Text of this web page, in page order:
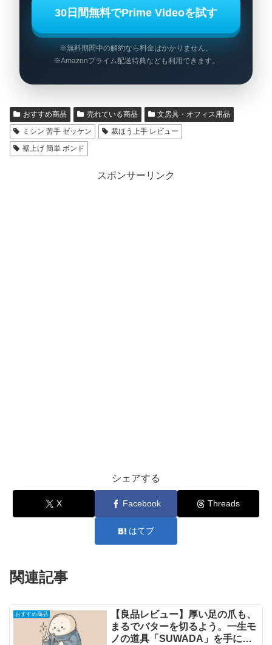
30日間無料でPrime Videoを試す
※無料期間中の解約なら料金はかかりません。
※Amazonプライム配送特典なども利用できます。
おすすめ商品 売れている商品
文房具・オフィス用品
ミシン 苦手 ゼッケン
裁ほう上手 レビュー
裾上げ 簡単 ボンド
スポンサーリンク
シェアする
X Facebook Threads
はてブ
関連記事
おすすめ商品
【良品レビュー】厚い足の爪も、
まるでバターを切るよう。一生モ
ノの道具「SUWADA」を手に取